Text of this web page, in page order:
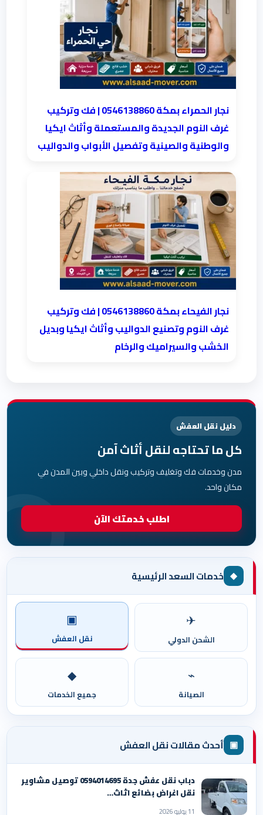
نجار الحمراء بمكة 0546138860⁩ | فك وتركيب
غرف النوم الجديدة والمستعملة وأثاث ايكيا
والوطنية والصينية وتفصيل الأبواب والدواليب
نجار الفيحاء بمكة 0546138860⁩ | فك وتركيب
غرف النوم وتصنيع الدواليب وأثاث ايكيا وبديل
الخشب والسيراميك والرخام
دليل نقل العفش
كل ما تحتاجه لنقل أثاث آمن
مدن وخدمات فك وتغليف وتركيب ونقل داخلي وبين المدن في
مكان واحد.
اطلب خدمتك الآن
◆ خدمات السعد الرئيسية
✈
الشحن الدولي
▣
نقل العفش
⌁
الصيانة
◆
جميع الخدمات
▣ أحدث مقالات نقل العفش
دباب نقل عفش جدة 0594014695 توصيل مشاوير
نقل اغراض بضائع اثاث…
11 يوليو 2026